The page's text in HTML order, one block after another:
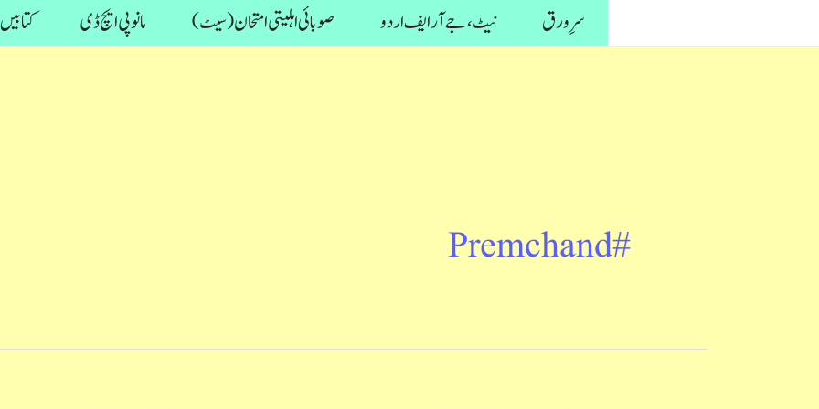
سرِ ورق نیٹ، جے آر ایف اردو صوبائی اہلیتی امتحان (سیٹ) مانو پی ایچ ڈی کتابیں
#Premchand